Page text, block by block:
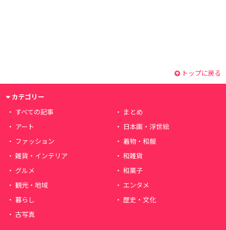
トップに戻る
カテゴリー
すべての記事
まとめ
アート
日本画・浮世絵
ファッション
着物・和服
雑貨・インテリア
和雑貨
グルメ
和菓子
観光・地域
エンタメ
暮らし
歴史・文化
古写真